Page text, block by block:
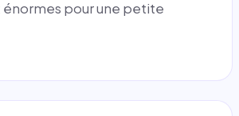
pour une petite